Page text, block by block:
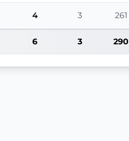
4 3 261
6 3 290